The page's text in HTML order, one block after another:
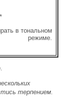
в тональном
режиме.
терпением.